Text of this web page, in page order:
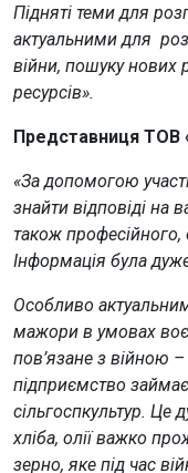
Підняті теми для
актуальними для
війни, пошуку нових
ресурсів».
Представниця ТОВ
«За допомогою
знайти відповіді на
також професійного,
Інформація була
Особливо
мажори в умовах
пов’язане з війною
підприємство
сільгоспкультур. Це
хліба, олії важко
зерно, яке під час